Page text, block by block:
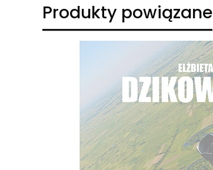
Produkty powiązane